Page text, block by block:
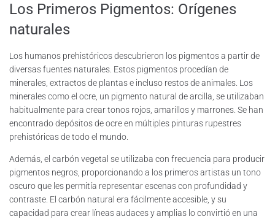
Los Primeros Pigmentos: Orígenes
naturales
Los humanos prehistóricos descubrieron los pigmentos a partir de
diversas fuentes naturales. Estos pigmentos procedían de
minerales, extractos de plantas e incluso restos de animales. Los
minerales como el ocre, un pigmento natural de arcilla, se utilizaban
habitualmente para crear tonos rojos, amarillos y marrones. Se han
encontrado depósitos de ocre en múltiples pinturas rupestres
prehistóricas de todo el mundo.
Además, el carbón vegetal se utilizaba con frecuencia para producir
pigmentos negros, proporcionando a los primeros artistas un tono
oscuro que les permitía representar escenas con profundidad y
contraste. El carbón natural era fácilmente accesible, y su
capacidad para crear líneas audaces y amplias lo convirtió en una